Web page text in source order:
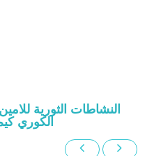
النشاطات الثورية
الكوري